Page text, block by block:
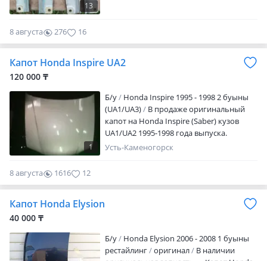
13
8 августа 276 16
Капот Honda Inspire UA2
120 000 ₸
1
Б/y
Honda Inspire 1995 - 1998 2 буыны
(UA1/UA3)
В продаже оригинальный
капот на Honda Inspire (Saber) кузов
UA1/UA2 1995-1998 года выпуска.
Контрактный, доставлен с Японии.
ул. Бажова, 190 (район Азия Авто).
уточняйте по телефонам.
Усть-Каменогорск
8 августа 1616 12
Капот Honda Elysion
40 000 ₸
Б/y
Honda Elysion 2006 - 2008 1 буыны
рестайлинг
оригинал
В наличии